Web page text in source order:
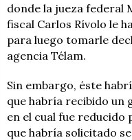
donde la jueza federal
fiscal Carlos Rívolo le
para luego tomarle
agencia Télam.
Sin embargo, éste
que habría recibido un
en el cual fue
que habría solicitado